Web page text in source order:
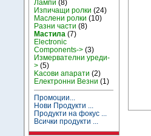
Лампи (8)
Изпичащи ролки (24)
Маслени ролки (10)
Разни части (8)
Мастила (7)
Electronic
Components-> (3)
Измервателни уреди-
> (5)
Kасови апарати (2)
Електронни Везни (1)
Промоции...
Нови Продукти ...
Продукти на фокус ...
Всички продукти ...